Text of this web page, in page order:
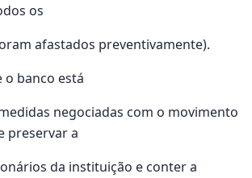
os
afastados preventivamente).
banco está
negociadas com o movimento
preservar a
da instituição e conter a